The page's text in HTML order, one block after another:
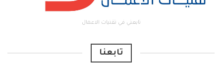
تابعني في تقنيات الاعمال
تابعنا